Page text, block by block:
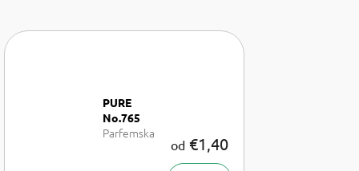
PURE
No.765
Parfemska
od €1,40